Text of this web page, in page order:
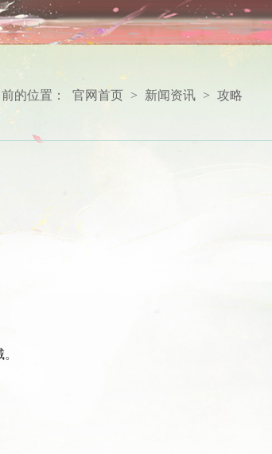
的位置： 官网首页 > 新闻资讯 > 攻略